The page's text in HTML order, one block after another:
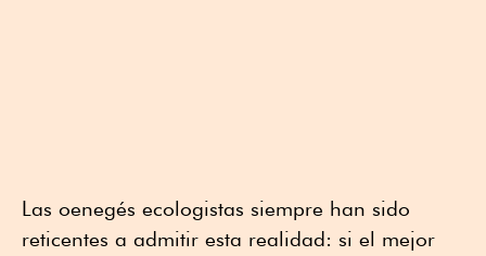
Las oenegés ecologistas siempre han sido
reticentes a admitir esta realidad: si el mejor